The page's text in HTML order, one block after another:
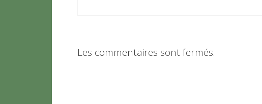
Les commentaires sont fermés.